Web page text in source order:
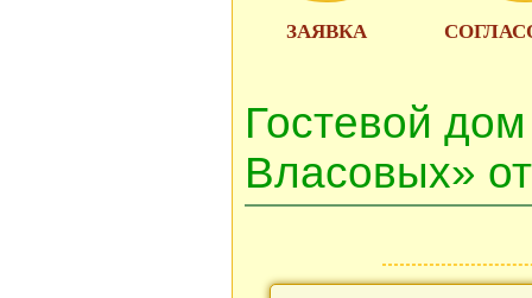
ЗАЯВКА
Гостевой
Власовых»